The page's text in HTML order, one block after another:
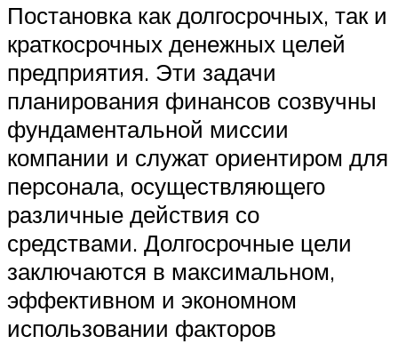
Постановка как долгосрочных, так и
краткосрочных денежных целей
предприятия. Эти задачи
планирования финансов созвучны
фундаментальной миссии
компании и служат ориентиром для
персонала, осуществляющего
различные действия со
средствами. Долгосрочные цели
заключаются в максимальном,
эффективном и экономном
использовании факторов